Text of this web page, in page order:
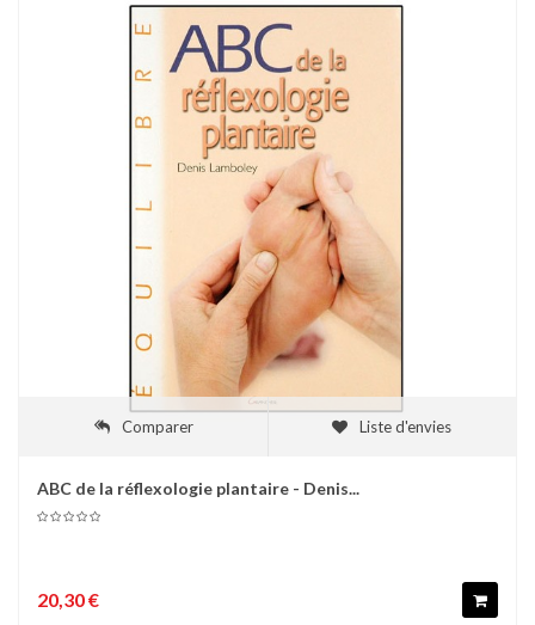
Comparer Liste d'envies
ABC de la réflexologie plantaire - Denis...
20,30 €